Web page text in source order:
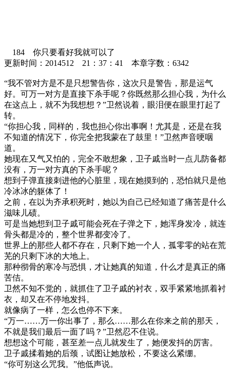
184 你只要看好我就可以了
更新时间：2014512 21：37：41 本章字数：6342
“我不管对方是不是只想警告你，这次只是警告，那是运气
好。可万一对方是直接下杀手呢？你既然那么担心我，为什么
在这点上，就不为我想想？”卫然说着，眼泪便在眼里打起了
转。
“你担心我，同样的，我也担心你出事啊！尤其是，还是在我
不知道的情况下，你完全把我蒙在了鼓里！”卫然声音哽咽
道。
她现在又气又怕的，完全不敢想象，卫子戚当时一点儿防备都
没有，万一对方真的下杀手呢？
想到子弹直接刺进他的心脏里，现在她摸到的，恐怕就只是他
冷冰冰的躯体了！
之前，在以为齐承积死时，她以为自己已经知道了痛苦是什么
滋味儿碛。
可是当她想到卫子戚可能会死在子弹之下，她浑身发冷，就连
骨头都是冷的，整个世界都变冷了。
世界上的那些人都不存在，只剩下她一个人，孤零零的站在荒
芜的只剩下冰的大地上。
那种彻骨的寒冷与恐惧，才让她真的知道，什么才是真正的痛
苦佶。
卫然不知不觉的，就抓住了卫子戚的衬衣，双手紧紧地抓着衬
衣，却又在不停地发抖。
就像病了一样，怎么也停不下来。
“万一……万一你出事了，那么……那么在你来之前的那天，
不就是我们最后一面了吗？”卫然忍不住说。
想想这个可能，甚至差一点儿就发生了，她便发抖的厉害。
卫子戚揉着她的后颈，试图让她放松，不要这么紧绷。
“你可别这么咒我。”他低声说。